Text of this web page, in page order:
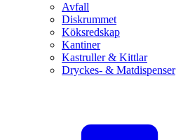
Avfall
Diskrummet
Köksredskap
Kantiner
Kastruller & Kittlar
Dryckes- & Matdispenser